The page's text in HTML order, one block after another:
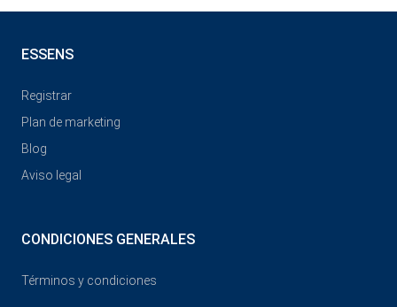
ESSENS
Registrar
Plan de marketing
Blog
Aviso legal
CONDICIONES GENERALES
Términos y condiciones